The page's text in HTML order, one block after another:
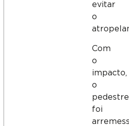
evitar
o
Com
o
impacto,
o
pedestre
foi